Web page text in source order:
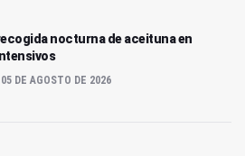
nocturna de aceituna en
DE AGOSTO DE 2026